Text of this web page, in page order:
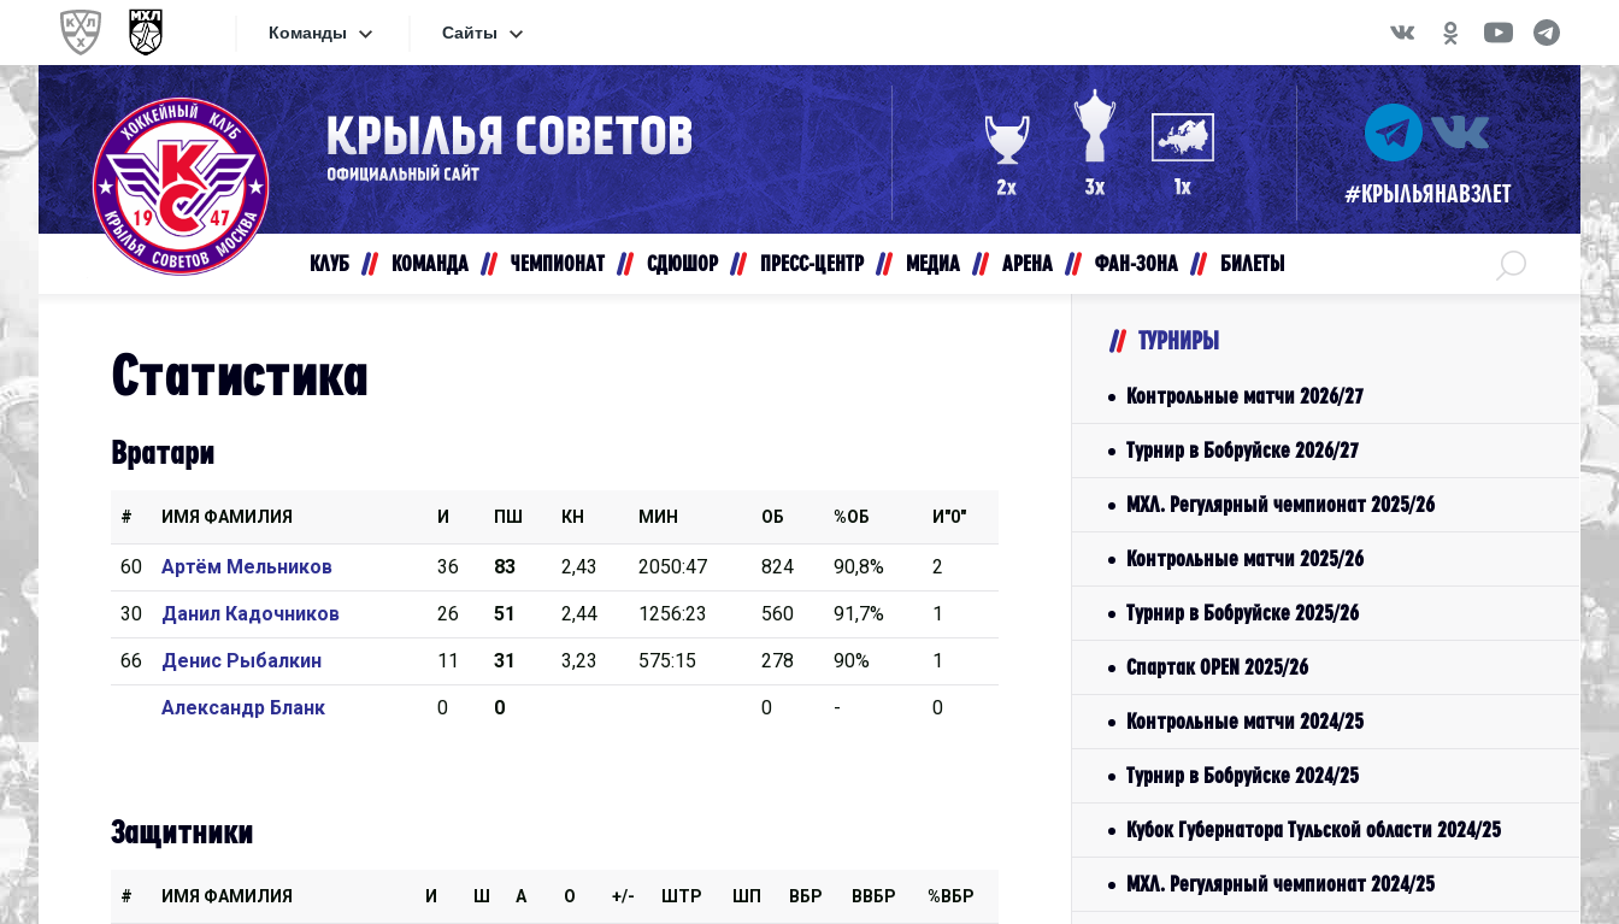
Команды
Конференция «Запад»
Дивизион Золотой
Академия Михайлова
Локо
Дивизион Серебряный
АКМ-Юниор
Амурские Тигры
Конференция «Восток»
Дивизион Золотой
Авто
Чайка
Дивизион Серебряный
Красноярские Рыси
Сайты
Сайты
Видеотрансляции
Хайлайты
#КРЫЛЬЯНАВЗЛЕТ
КЛУБ КОМАНДА ЧЕМПИОНАТ СДЮШОР ПРЕСС-ЦЕНТР МЕДИА АРЕНА ФАН-ЗОНА БИЛЕТЫ
Статистика
Вратари
# ИМЯ ФАМИЛИЯ И ПШ КН МИН ОБ %ОБ И"0"
60 Артём Мельников 36 83 2,43 2050:47 824 90,8% 2
30 Данил Кадочников 26 51 2,44 1256:23 560 91,7% 1
66 Денис Рыбалкин 11 31 3,23 575:15 278 90% 1
Александр Бланк 0 0 0 - 0
Защитники
# ИМЯ ФАМИЛИЯ И Ш А О +/- ШТР ШП ВБР ВВБР %ВБР
ТУРНИРЫ
Контрольные матчи 2026/27
Турнир в Бобруйске 2026/27
МХЛ. Регулярный чемпионат 2025/26
Контрольные матчи 2025/26
Турнир в Бобруйске 2025/26
Спартак OPEN 2025/26
Контрольные матчи 2024/25
Турнир в Бобруйске 2024/25
Кубок Губернатора Тульской области 2024/25
МХЛ. Регулярный чемпионат 2024/25